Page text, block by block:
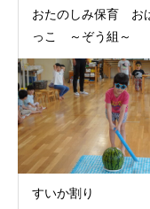
おたのしみ保育 お
っこ ～ぞう組～
すいか割り